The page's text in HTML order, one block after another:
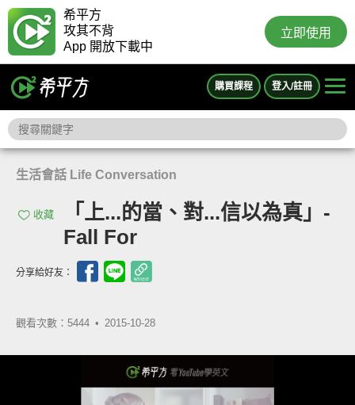
希平方
攻其不背
App 開放下載中
立即使用
購買課程 登入/註冊
生活會話 Life Conversation
收藏
「上...的當、對...信以為真」-
Fall For
分享給好友：
觀看次數：5444 • 2015-10-28